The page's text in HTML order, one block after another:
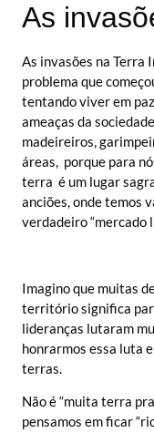
As
As invasões na Terra
problema que
tentando viver em
ameaças da
madeireiros,
áreas, porque para
terra é um lugar
anciões, onde temos
verdadeiro “mercado
Imagino que muitas
território significa
lideranças lutaram
honrarmos essa luta
terras.
Não é “muita terra
pensamos em ficar